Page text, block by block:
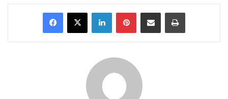
Facebook
X LinkedInPinterestShare via Email Print